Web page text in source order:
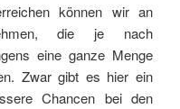
können wir an
die je nach
eine ganze Menge
Zwar gibt es hier ein
Chancen bei den